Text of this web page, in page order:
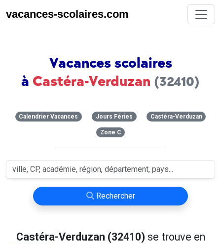
vacances-scolaires.com
Vacances scolaires
à Castéra-Verduzan (32410)
Calendrier Vacances Jours Féries Castéra-Verduzan
Zone C
Rechercher
Castéra-Verduzan (32410) se trouve en